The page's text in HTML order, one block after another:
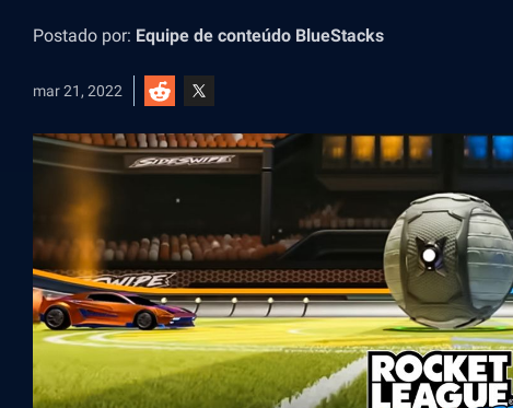
Postado por: Equipe de conteúdo BlueStacks
mar 21, 2022